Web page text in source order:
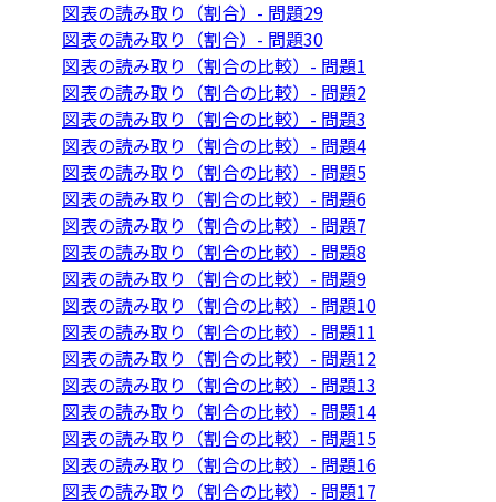
図表の読み取り（割合）- 問題29
図表の読み取り（割合）- 問題30
図表の読み取り（割合の比較）- 問題1
図表の読み取り（割合の比較）- 問題2
図表の読み取り（割合の比較）- 問題3
図表の読み取り（割合の比較）- 問題4
図表の読み取り（割合の比較）- 問題5
図表の読み取り（割合の比較）- 問題6
図表の読み取り（割合の比較）- 問題7
図表の読み取り（割合の比較）- 問題8
図表の読み取り（割合の比較）- 問題9
図表の読み取り（割合の比較）- 問題10
図表の読み取り（割合の比較）- 問題11
図表の読み取り（割合の比較）- 問題12
図表の読み取り（割合の比較）- 問題13
図表の読み取り（割合の比較）- 問題14
図表の読み取り（割合の比較）- 問題15
図表の読み取り（割合の比較）- 問題16
図表の読み取り（割合の比較）- 問題17